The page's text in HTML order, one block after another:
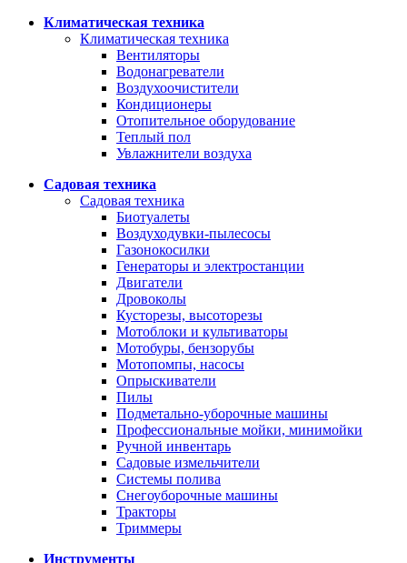
Климатическая техника
Климатическая техника
Вентиляторы
Водонагреватели
Воздухоочистители
Кондиционеры
Отопительное оборудование
Теплый пол
Увлажнители воздуха
Садовая техника
Садовая техника
Биотуалеты
Воздуходувки-пылесосы
Газонокосилки
Генераторы и электростанции
Двигатели
Дровоколы
Кусторезы, высоторезы
Мотоблоки и культиваторы
Мотобуры, бензорубы
Мотопомпы, насосы
Опрыскиватели
Пилы
Подметально-уборочные машины
Профессиональные мойки, минимойки
Ручной инвентарь
Садовые измельчители
Системы полива
Снегоуборочные машины
Тракторы
Триммеры
Инструменты